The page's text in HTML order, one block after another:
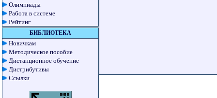
Олимпиады
Работа в системе
Рейтинг
БИБЛИОТЕКА
Новичкам
Методическое пособие
Дистанционное обучение
Дистрибутивы
Ссылки